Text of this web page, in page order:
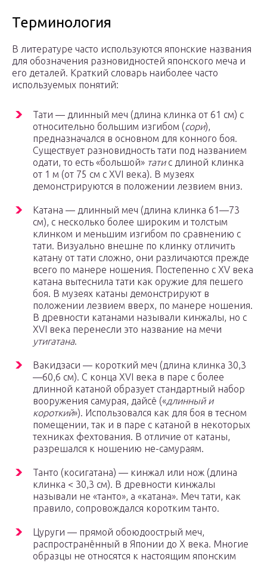
Терминология
В литературе часто используются японские названия
для обозначения разновидностей японского меча и
его деталей. Краткий словарь наиболее часто
используемых понятий:
Тати — длинный меч (длина клинка от 61 см) с
относительно большим изгибом (сори),
предназначался в основном для конного боя.
Существует разновидность тати под названием
одати, то есть «большой» татис длиной клинка
от 1 м (от 75 см с XVI века). В музеях
демонстрируются в положении лезвием вниз.
Катана — длинный меч (длина клинка 61—73
см), с несколько более широким и толстым
клинком и меньшим изгибом по сравнению с
тати. Визуально внешне по клинку отличить
катану от тати сложно, они различаются прежде
всего по манере ношения. Постепенно с XV века
катана вытеснила тати как оружие для пешего
боя. В музеях катаны демонстрируют в
положении лезвием вверх, по манере ношения.
В древности катанами называли кинжалы, но с
XVI века перенесли это название на мечи
утигатана.
Вакидзаси — короткий меч (длина клинка 30,3
—60,6 см). С конца XVI века в паре с более
длинной катаной образует стандартный набор
вооружения самурая, дайсё («длинный и
короткий»). Использовался как для боя в тесном
помещении, так и в паре с катаной в некоторых
техниках фехтования. В отличие от катаны,
разрешался к ношению не-самураям.
Танто (косигатана) — кинжал или нож (длина
клинка < 30,3 см). В древности кинжалы
называли не «танто», а «катана». Меч тати, как
правило, сопровождался коротким танто.
Цуруги — прямой обоюдоострый меч,
распространённый в Японии до X века. Многие
образцы не относятся к настоящим японским